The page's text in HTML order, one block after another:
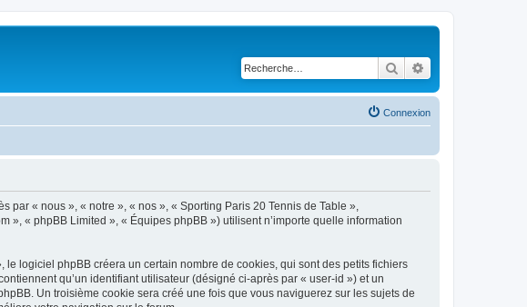
Rechercher
Connexion
« nous », « notre », « nos », « Sporting Paris 20 Tennis de Table »,
», « phpBB Limited », « Équipes phpBB ») utilisent n’importe quelle information
logiciel phpBB créera un certain nombre de cookies, qui sont des petits fichiers
qu’un identifiant utilisateur (désigné ci-après par « user-id ») et un
Un troisième cookie sera créé une fois que vous naviguerez sur les sujets de